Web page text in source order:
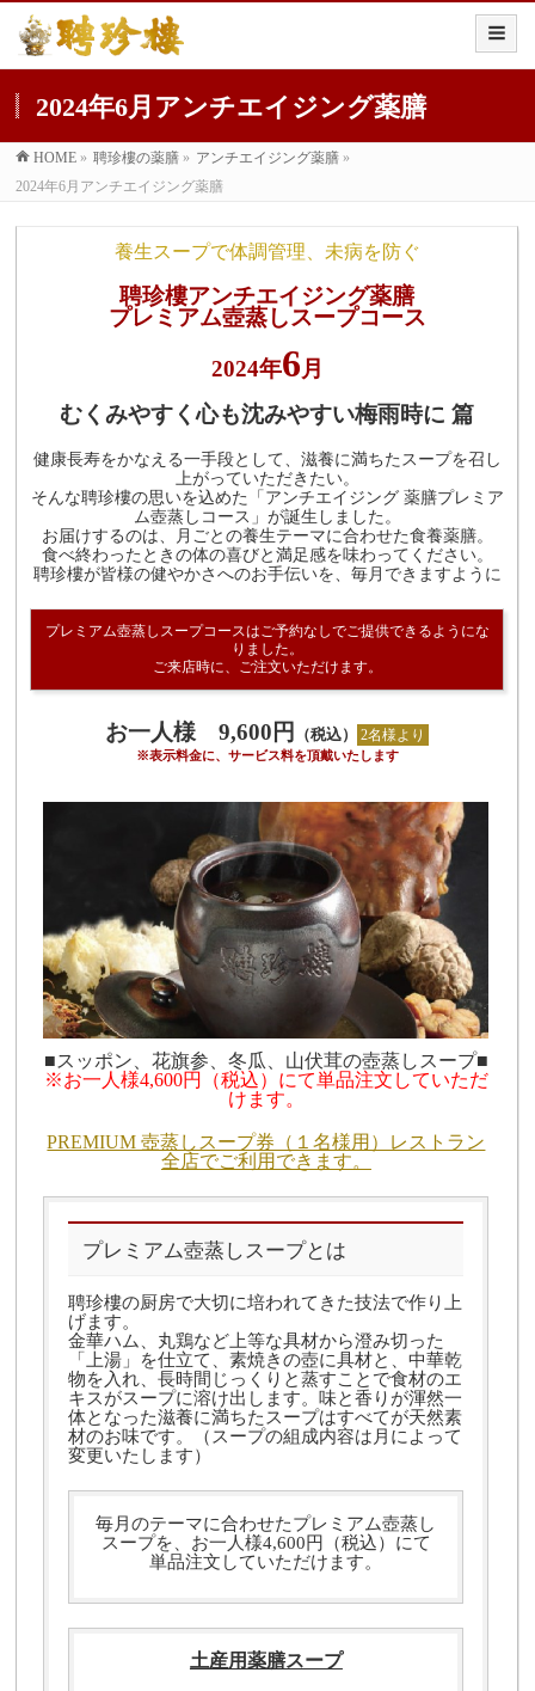
2024年6月アンチエイジング薬膳
HOME » 聘珍樓の薬膳 » アンチエイジング薬膳 »
2024年6月アンチエイジング薬膳
養生スープで体調管理、未病を防ぐ
聘珍樓アンチエイジング薬膳
プレミアム壺蒸しスープコース
2024年6月
むくみやすく心も沈みやすい梅雨時に 篇
健康長寿をかなえる一手段として、滋養に満ちたスープを召し
上がっていただきたい。
そんな聘珍樓の思いを込めた「アンチエイジング 薬膳プレミア
ム壺蒸しコース」が誕生しました。
お届けするのは、月ごとの養生テーマに合わせた食養薬膳。
食べ終わったときの体の喜びと満足感を味わってください。
聘珍樓が皆様の健やかさへのお手伝いを、毎月できますように
プレミアム壺蒸しスープコースはご予約なしでご提供できるようにな
りました。
ご来店時に、ご注文いただけます。
お一人様 9,600円 （税込） 2名様より
※表示料金に、サービス料を頂戴いたします
■スッポン、花旗参、冬瓜、山伏茸の壺蒸しスープ■
※お一人様4,600円（税込）にて単品注文していただ
けます。
PREMIUM 壺蒸しスープ券（１名様用）レストラン
全店でご利用できます。
プレミアム壺蒸しスープとは
聘珍樓の厨房で大切に培われてきた技法で作り上
げます。
金華ハム、丸鶏など上等な具材から澄み切った
「上湯」を仕立て、素焼きの壺に具材と、中華乾
物を入れ、長時間じっくりと蒸すことで食材のエ
キスがスープに溶け出します。味と香りが渾然一
体となった滋養に満ちたスープはすべてが天然素
材のお味です。（スープの組成内容は月によって
変更いたします）
毎月のテーマに合わせたプレミアム壺蒸し
スープを、お一人様4,600円（税込）にて
単品注文していただけます。
土産用薬膳スープ